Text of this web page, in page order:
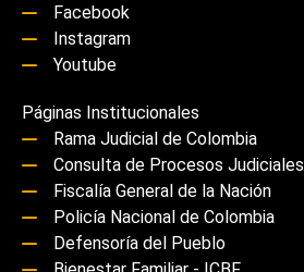
Facebook
Instagram
Youtube
Páginas Institucionales
Rama Judicial de Colombia
Consulta de Procesos Judiciales
Fiscalía General de la Nación
Policía Nacional de Colombia
Defensoría del Pueblo